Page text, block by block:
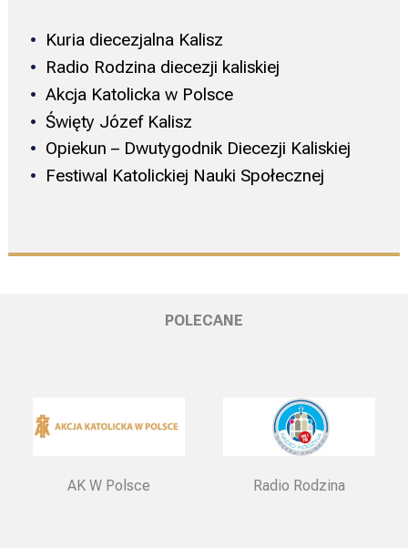
Kuria diecezjalna Kalisz
Radio Rodzina diecezji kaliskiej
Akcja Katolicka w Polsce
Święty Józef Kalisz
Opiekun – Dwutygodnik Diecezji Kaliskiej
Festiwal Katolickiej Nauki Społecznej
POLECANE
AK W Polsce Radio Rodzina